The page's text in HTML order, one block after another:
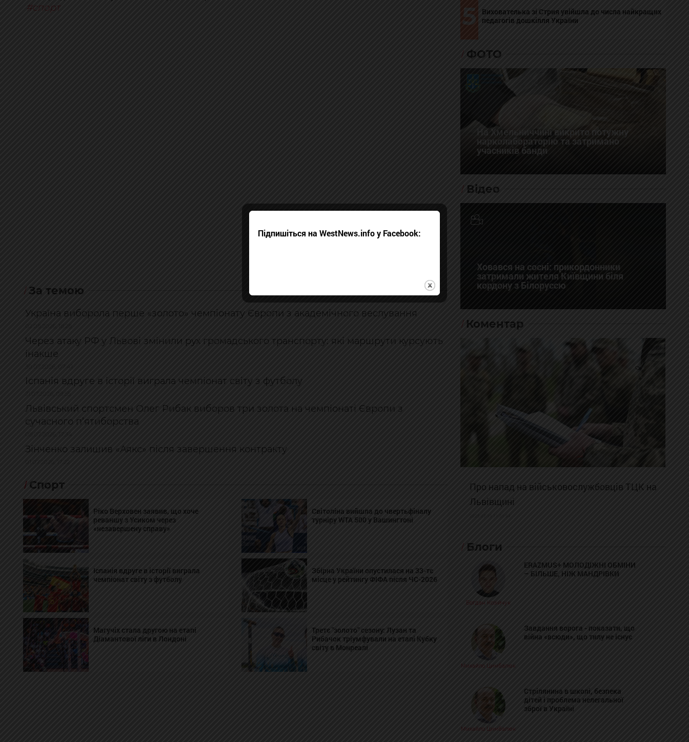
спорт
За темою
Україна виборола перше «золото» чемпіонату Європи з академічного веслування
Через атаку РФ у Львові змінили рух громадського транспорту: які маршрути курсують
інакше
Іспанія вдруге в історії виграла чемпіонат світу з футболу
Львівський спортсмен Олег Рибак виборов три золота на чемпіонаті Європи з
сучасного п’ятиборства
Зінченко залишив «Аякс» після завершення контракту
Спорт
Ріко Верховен заявив, що хоче
реваншу з Усиком через
«незавершену справу»
Світоліна вийшла до чвертьфіналу
турніру WTA 500 у Вашингтоні
Іспанія вдруге в історії виграла
чемпіонат світу з футболу
Збірна України опустилася на 33-тє
місце у рейтингу ФІФА після ЧС-2026
Магучіх стала другою на етапі
Діамантової ліги в Лондоні
Третє "золото" сезону: Лузан та
Рибачок тріумфували на етапі Кубку
світу в Монреалі
5
Вихователька зі Стрия увійшла до числа найкращих
педагогів дошкілля України
ФОТО
На Хмельниччині викрито потужну
нарколабораторію та затримано
учасників банди
Відео
Ховався на сосні: прикордонники
затримали жителя Київщини біля
кордону з Білоруссю
Коментар
Про напад на військовослужбовців ТЦК на
Львівщині
Блоги
Богдан Козійчук
ERAZMUS+ МОЛОДІЖНІ ОБМІНИ
– БІЛЬШЕ, НІЖ МАНДРІВКИ
Михайло Цимбалюк
Завдання ворога - показати, що
війна «всюди», що тилу не існує
Михайло Цимбалюк
Стрілянина в школі, безпека
дітей і проблема нелегальної
зброї в Україні
Підпишіться на WestNews.info у Facebook: